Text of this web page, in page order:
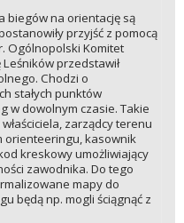
biegów na orientację są
przyjść z pomocą
Ogólnopolski Komitet
przedstawił
Chodzi o
stałych punktów
w dowolnym czasie. Takie
zarządcy terenu
orienteeringu, kasownik
kreskowy umożliwiający
zawodnika. Do tego
mapy do
będą np. mogli ściągnąć z